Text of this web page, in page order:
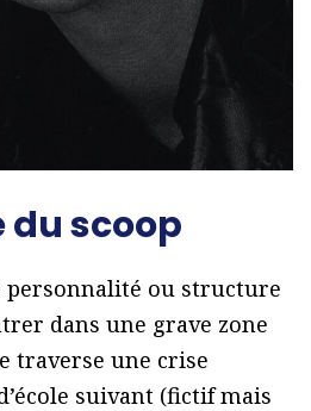
du scoop
ou structure
dans une grave zone
traverse une crise
suivant (fictif mais